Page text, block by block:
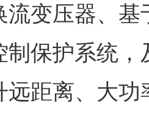
流变压器、
制保护系统
远距离、大